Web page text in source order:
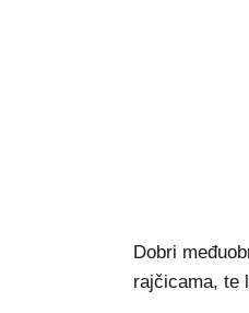
Dobri
rajčicama, te